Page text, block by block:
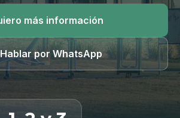
más información
Hablar por WhatsApp